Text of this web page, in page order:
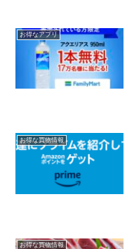
お得なアプリ
お得な買物情報
お得な買物情報